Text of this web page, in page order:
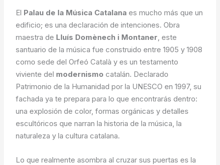
El Palau de la Música Catalana es mucho más que un
edificio; es una declaración de intenciones. Obra
maestra de Lluís Domènech i Montaner, este
santuario de la música fue construido entre 1905 y 1908
como sede del Orfeó Català y es un testamento
viviente del modernismo catalán. Declarado
Patrimonio de la Humanidad por la UNESCO en 1997, su
fachada ya te prepara para lo que encontrarás dentro:
una explosión de color, formas orgánicas y detalles
escultóricos que narran la historia de la música, la
naturaleza y la cultura catalana.
Lo que realmente asombra al cruzar sus puertas es la